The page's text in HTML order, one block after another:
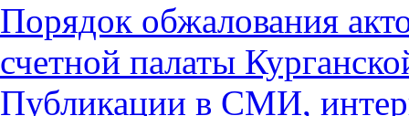
Порядок обжалования
счетной палаты
Публикации в СМИ,